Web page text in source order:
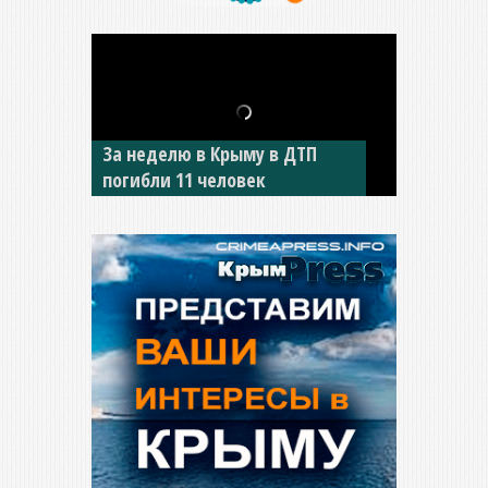
В Джанкое водитель ВАЗа
сбил двух детей на «зебре»